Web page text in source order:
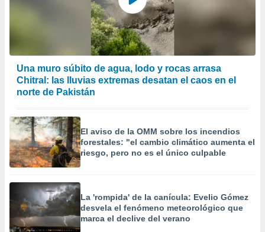
uso de
contenido
medir el
de la
del
de
o a través
de
de
uso de
con el
Una muro súbito de agua, lodo y rocas arrasa
Chitral: las lluvias extremas desatan el caos en el
norte de Pakistán
El aviso de la OMM sobre los incendios
forestales: "el cambio climático aumenta el
riesgo, pero no es el único culpable
La 'rompida' de la canícula: Evelio Gómez
desvela el fenómeno meteorológico que
marca el declive del verano